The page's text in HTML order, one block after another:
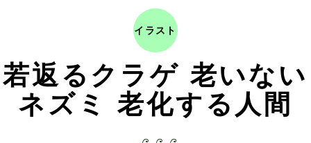
イラスト
若返るクラゲ 老いない
ネズミ 老化する人間